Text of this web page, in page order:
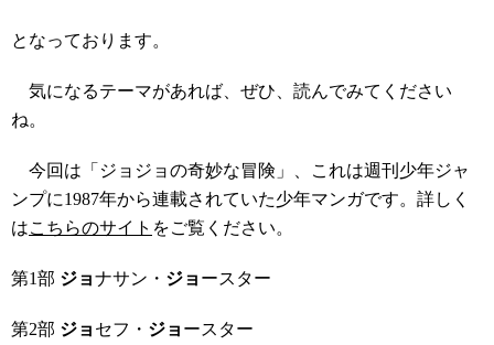
となっております。
気になるテーマがあれば、ぜひ、読んでみてください
ね。
今回は「ジョジョの奇妙な冒険」、これは週刊少年ジャ
ンプに1987年から連載されていた少年マンガです。詳しく
はこちらのサイト をご覧ください。
第1部 ジョナサン・ ジョ ースター
第2部 ジョ セフ・ ジョ ースター